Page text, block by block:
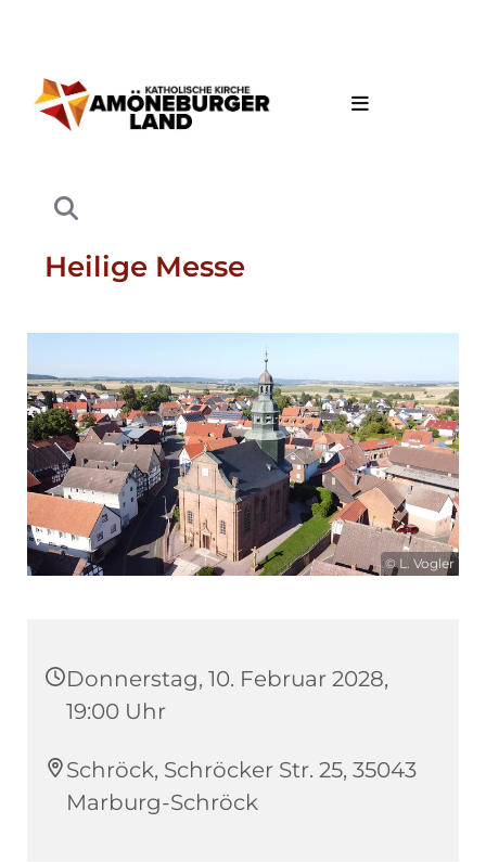
Heilige Messe
© L. Vogler
Donnerstag, 10. Februar 2028,
19:00 Uhr
Schröck, Schröcker Str. 25, 35043
Marburg-Schröck